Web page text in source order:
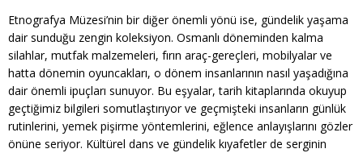
Etnografya Müzesi’nin bir diğer önemli yönü ise, gündelik yaşama
dair sunduğu zengin koleksiyon. Osmanlı döneminden kalma
silahlar, mutfak malzemeleri, fırın araç-gereçleri, mobilyalar ve
hatta dönemin oyuncakları, o dönem insanlarının nasıl yaşadığına
dair önemli ipuçları sunuyor. Bu eşyalar, tarih kitaplarında okuyup
geçtiğimiz bilgileri somutlaştırıyor ve geçmişteki insanların günlük
rutinlerini, yemek pişirme yöntemlerini, eğlence anlayışlarını gözler
önüne seriyor. Kültürel dans ve gündelik kıyafetler de serginin